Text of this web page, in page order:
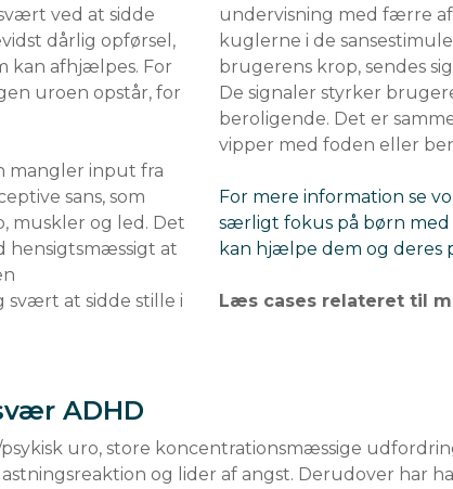
ved at sidde
dårlig opførsel,
kan afhjælpes. For
uroen opstår, for
mangler input fra
sans, som
muskler og led. Det
hensigtsmæssigt at
svært at sidde stille i
undervisning med færre
kuglerne i de
brugerens krop, sendes
De signaler styrker
beroligende. Det er
vipper med foden eller
For mere information se
særligt fokus på børn med
kan hjælpe dem og deres
Læs cases relateret til
ADHD
uro, store koncentrationsmæssige
og lider af angst. Derudover har